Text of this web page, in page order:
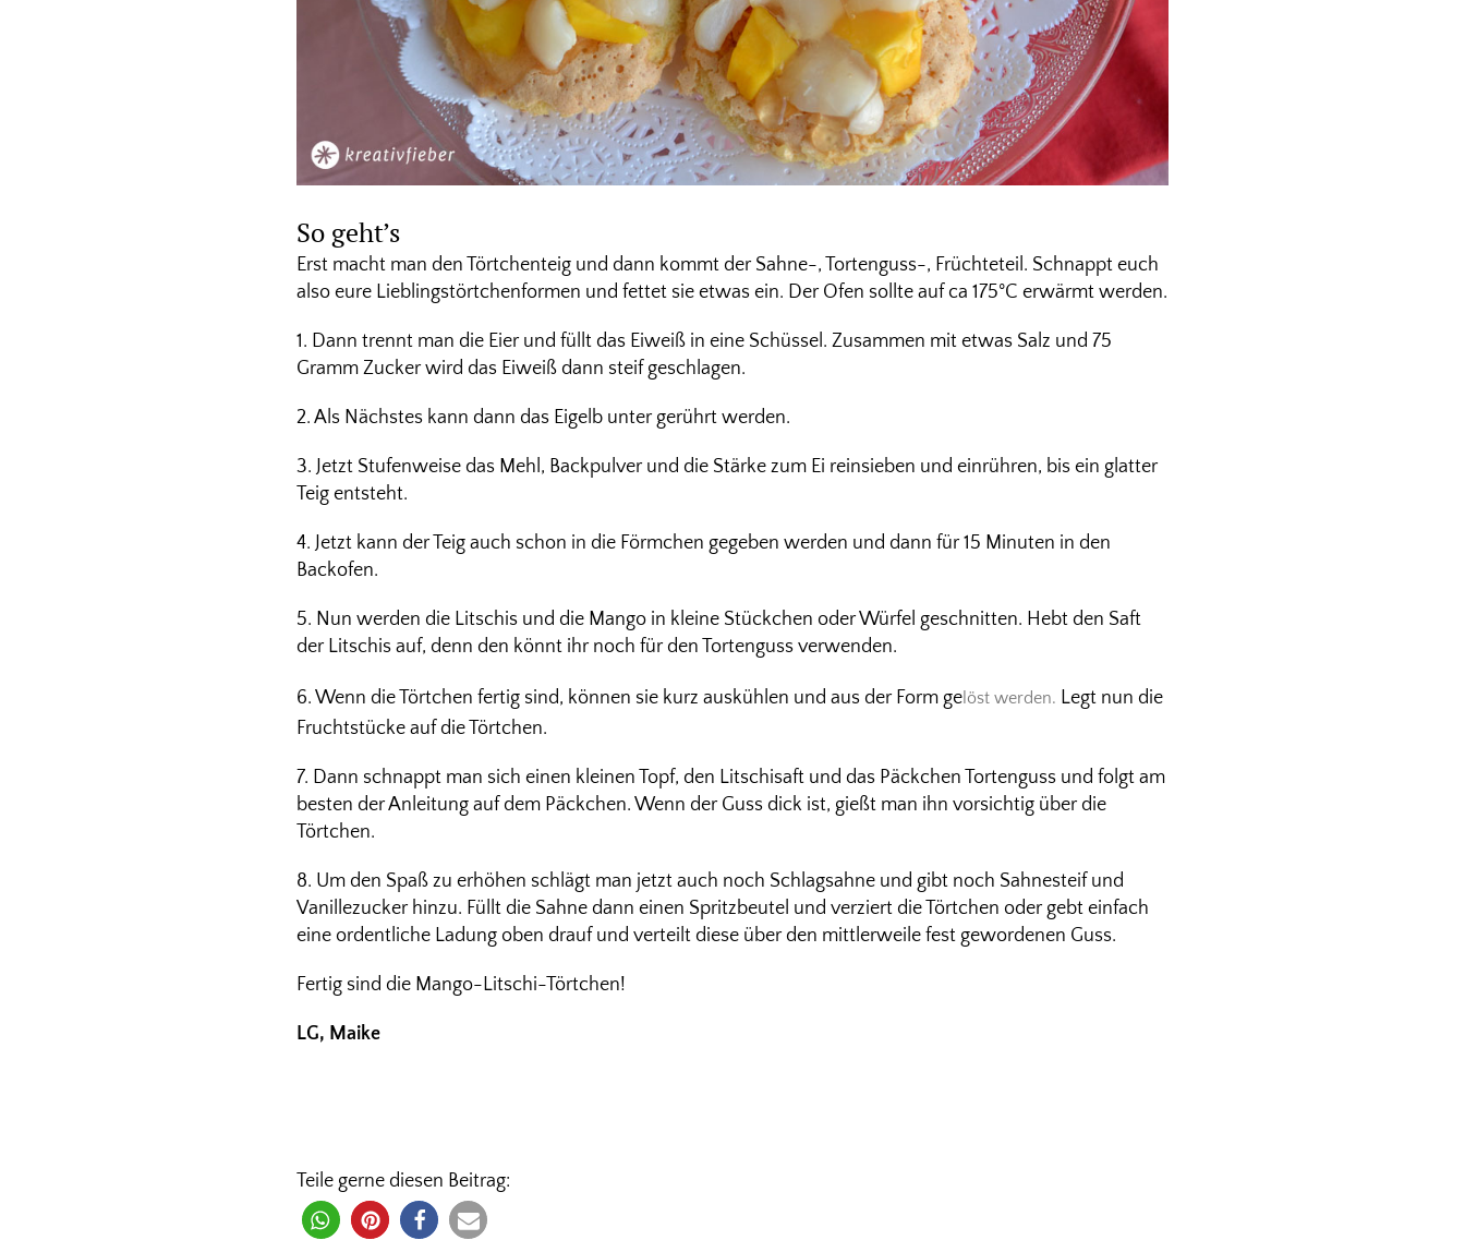
So geht’s
Erst macht man den Törtchenteig und dann kommt der Sahne-, Tortenguss-, Früchteteil. Schnappt euch
also eure Lieblingstörtchenformen und fettet sie etwas ein. Der Ofen sollte auf ca 175°C erwärmt werden.
1. Dann trennt man die Eier und füllt das Eiweiß in eine Schüssel. Zusammen mit etwas Salz und 75
Gramm Zucker wird das Eiweiß dann steif geschlagen.
2. Als Nächstes kann dann das Eigelb unter gerührt werden.
3. Jetzt Stufenweise das Mehl, Backpulver und die Stärke zum Ei reinsieben und einrühren, bis ein glatter
Teig entsteht.
4. Jetzt kann der Teig auch schon in die Förmchen gegeben werden und dann für 15 Minuten in den
Backofen.
5. Nun werden die Litschis und die Mango in kleine Stückchen oder Würfel geschnitten. Hebt den Saft
der Litschis auf, denn den könnt ihr noch für den Tortenguss verwenden.
6. Wenn die Törtchen fertig sind, können sie kurz auskühlen und aus der Form ge löst werden. Legt nun die
Fruchtstücke auf die Törtchen.
7. Dann schnappt man sich einen kleinen Topf, den Litschisaft und das Päckchen Tortenguss und folgt am
besten der Anleitung auf dem Päckchen. Wenn der Guss dick ist, gießt man ihn vorsichtig über die
Törtchen.
8. Um den Spaß zu erhöhen schlägt man jetzt auch noch Schlagsahne und gibt noch Sahnesteif und
Vanillezucker hinzu. Füllt die Sahne dann einen Spritzbeutel und verziert die Törtchen oder gebt einfach
eine ordentliche Ladung oben drauf und verteilt diese über den mittlerweile fest gewordenen Guss.
Fertig sind die Mango-Litschi-Törtchen!
LG, Maike
Teile gerne diesen Beitrag: